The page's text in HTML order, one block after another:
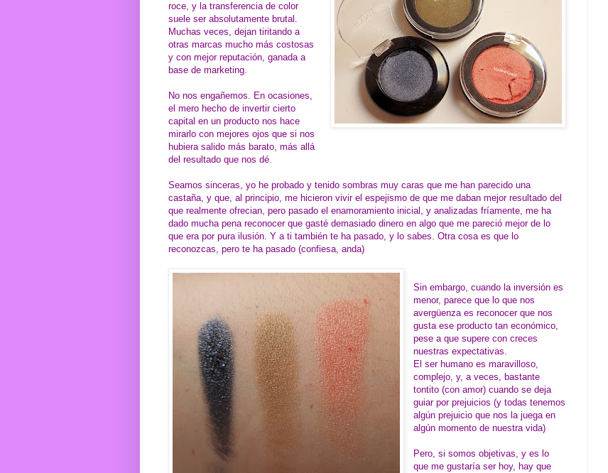
roce, y la transferencia de color
suele ser absolutamente brutal.
Muchas veces, dejan tiritando a
otras marcas mucho más costosas
y con mejor reputación, ganada a
base de marketing.
No nos engañemos. En ocasiones,
el mero hecho de invertir cierto
capital en un producto nos hace
mirarlo con mejores ojos que si nos
hubiera salido más barato, más allá
del resultado que nos dé.
Seamos sinceras, yo he probado y tenido sombras muy caras que me han parecido una
castaña, y que, al principio, me hicieron vivir el espejismo de que me daban mejor resultado del
que realmente ofrecian, pero pasado el enamoramiento inicial, y analizadas fríamente, me ha
dado mucha pena reconocer que gasté demasiado dinero en algo que me pareció mejor de lo
que era por pura ilusión. Y a ti también te ha pasado, y lo sabes. Otra cosa es que lo
reconozcas, pero te ha pasado (confiesa, anda)
Sin embargo, cuando la inversión es
menor, parece que lo que nos
avergüenza es reconocer que nos
gusta ese producto tan económico,
pese a que supere con creces
nuestras expectativas.
El ser humano es maravilloso,
complejo, y, a veces, bastante
tontito (con amor) cuando se deja
guiar por prejuicios (y todas tenemos
algún prejuicio que nos la juega en
algún momento de nuestra vida)
Pero, si somos objetivas, y es lo
que me gustaría ser hoy, hay que